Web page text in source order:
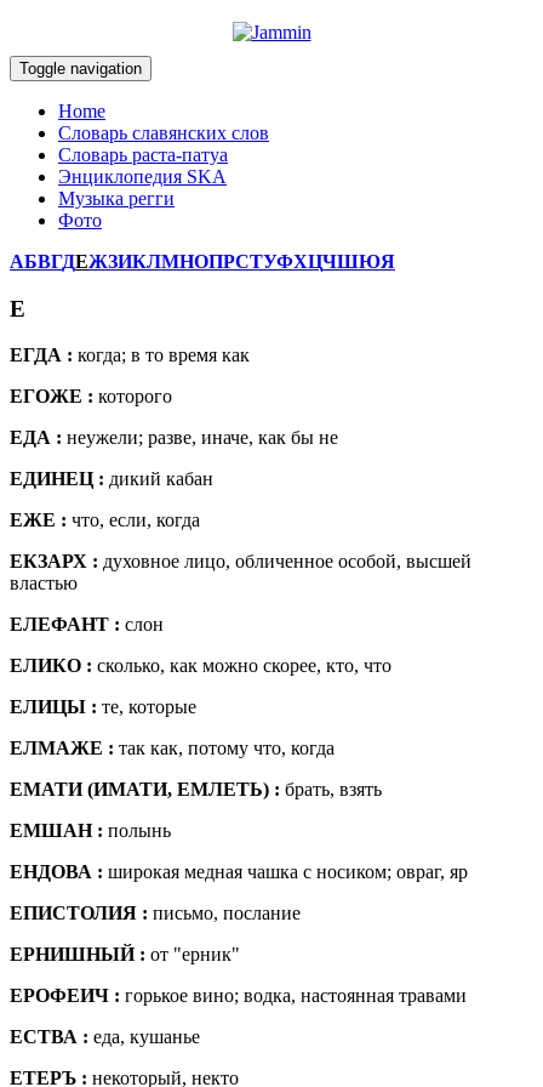
Toggle navigation
Home
Словарь славянских слов
Словарь раста-патуа
Энциклопедия SKA
Музыка регги
Фото
АБВГДЕЖЗИКЛМНОПРСТУФХЦЧШЮЯ
E
ЕГДА : когда; в то время как
ЕГОЖЕ : которого
ЕДА : неужели; разве, иначе, как бы не
ЕДИНЕЦ : дикий кабан
ЕЖЕ : что, если, когда
ЕКЗАРХ : духовное лицо, обличенное особой, высшей
властью
ЕЛЕФАНТ : слон
ЕЛИКО : сколько, как можно скорее, кто, что
ЕЛИЦЫ : те, которые
ЕЛМАЖЕ : так как, потому что, когда
ЕМАТИ (ИМАТИ, ЕМЛЕТЬ) : брать, взять
ЕМШАН : полынь
ЕНДОВА : широкая медная чашка с носиком; овраг, яр
ЕПИСТОЛИЯ : письмо, послание
ЕРНИШНЫЙ : от "ерник"
ЕРОФЕИЧ : горькое вино; водка, настоянная травами
ЕСТВА : еда, кушанье
ЕТЕРЪ : некоторый, некто